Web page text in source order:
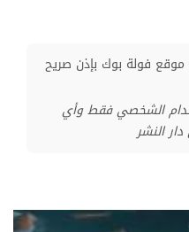
فولة بوك بإذن صريح
الشخصي فقط وأي
النشر